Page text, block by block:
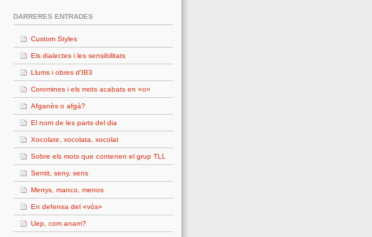
DARRERES ENTRADES
Custom Styles
Els dialectes i les sensibilitats
Llums i obres d'IB3
Coromines i els mots acabats en «o»
Afganès o afgà?
El nom de les parts del dia
Xocolate, xocolata, xocolat
Sobre els mots que contenen el grup TLL
Sentit, seny, sens
Menys, manco, menos
En defensa del «vós»
Uep, com anam?